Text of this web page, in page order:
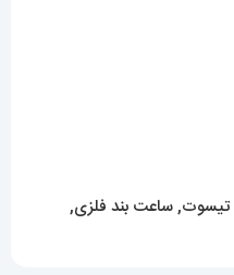
تیسوت,ساعت بند فلزی,